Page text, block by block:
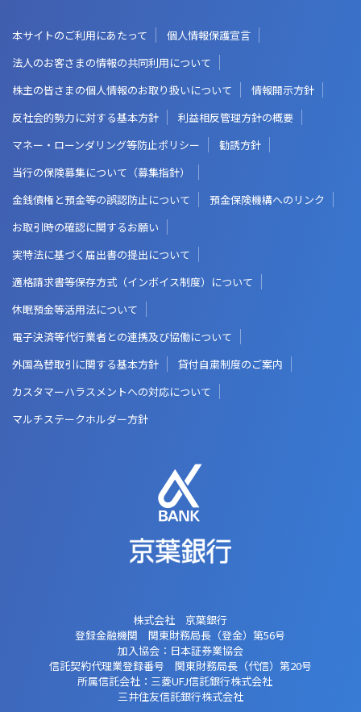
本サイトのご利用にあたって
個人情報保護宣言
法人のお客さまの情報の共同利用について
株主の皆さまの個人情報のお取り扱いについて
情報開示方針
反社会的勢力に対する基本方針
利益相反管理方針の概要
マネー・ローンダリング等防止ポリシー
勧誘方針
当行の保険募集について（募集指針）
金銭債権と預金等の誤認防止について
預金保険機構へのリンク
お取引時の確認に関するお願い
実特法に基づく届出書の提出について
適格請求書等保存方式（インボイス制度）について
休眠預金等活用法について
電子決済等代行業者との連携及び協働について
外国為替取引に関する基本方針
貸付自粛制度のご案内
カスタマーハラスメントへの対応について
マルチステークホルダー方針
株式会社 京葉銀行
登録金融機関 関東財務局長（登金）第56号
加入協会：日本証券業協会
信託契約代理業登録番号 関東財務局長（代信）第20号
所属信託会社：三菱UFJ信託銀行株式会社
三井住友信託銀行株式会社